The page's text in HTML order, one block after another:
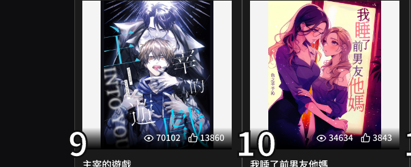
卻說──
「那樣最好。因為我要找的人，是
妳。」
在那之後，蔣翎開始頻繁出現在方
雲霓的生活中，
從公事上的合作對接，到下班後的
健身房巧遇。
而方雲霓也在不知不覺間，被蔣翎
那雙勾人的眼眸蠱惑……
紝理〈她的氣味使我發情〉
數人的能力數值──除了那位年級
第一美女高織凜。
只見高織凜的頭上浮現金色的問
號，代表著超稀有任務對象，於
是，帆野戀愛冒險遊戲般的生活就
這樣開始了……
9 70102 13860
徐時同，恐怖無限關卡中唯一成功
逃脫的玩家。
但他也是，全場唯一被創世主「親
手抓回來」的男人。
無限流創世主宰攻 × 被逮回N次暴
祂創造了恐懼、絕望與死亡，卻偏
偏——對「愛」一無所知。
所以，祂選中了他，想從他身上學
會，什麼叫做「喜歡」與「失
10 34634 3843
快樂的睡錯人，才發現是當年自己
花式作死。
果然自己挖的坑，要自己填呀d(d
＇∀＇)
只是太太麻煩妳不要這麼氣勢洶洶
我會怕啊啊啊啊啊啊啊！！！
※ 封面圖像由AI協作生成。